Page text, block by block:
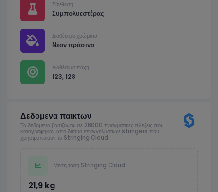
Σύνθεση
Συμπολυεστέρας
Διαθέσιμα χρώματα
Νέον πράσινο
Διαθέσιμα πάχη
123, 128
Δεδομενα παικτων
Τα δεδομενα βασιζονται σε 26000 πραγματικες πλεξεις που
καταγραφηκαν απο δικτυο επαγγελματιων stringers που
χρησιμοποιουν το Stringing Cloud.
Μεση ταση Stringing Cloud
21,9 kg